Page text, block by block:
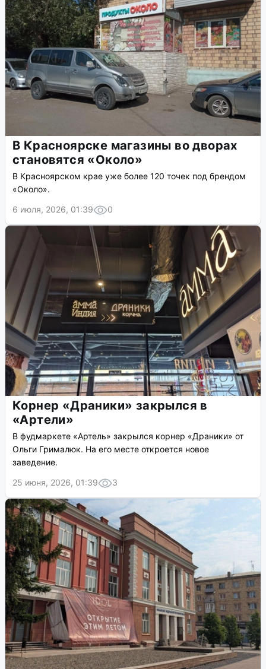
В Красноярске магазины во дворах
становятся «Около»
В Красноярском крае уже более 120 точек под брендом
«Около».
6 июля, 2026, 01:39
0
Корнер «Драники» закрылся в
«Артели»
В фудмаркете «Артель» закрылся корнер «Драники» от
Ольги Грималюк. На его месте откроется новое
заведение.
25 июня, 2026, 01:39
3